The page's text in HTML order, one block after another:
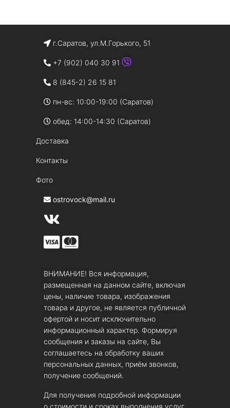
г.Саратов, ул.М.Горького, 51
+7 (902) 040 30 91
8 (845-2) 26 15 81
пн-вс: 10:00-19:00 (Саратов)
обед: 14:00-14:30 (Саратов)
Доставка
Контакты
Фото
ostrovock@mail.ru
ВНИМАНИЕ! Вся информация,
размещенная на данном сайте, включая
цены, наличие товара, изображения
товара и другое, не является публичной
офертой и носит исключительно
информационный характер. Формируя
сообщения и заказы на сайте, Вы
соглашаетесь на обработку ваших
персональных данных, приём звонков,
получение сообщений.
Для получения подробной информации
о стоимости и сроках выполнения услуг,